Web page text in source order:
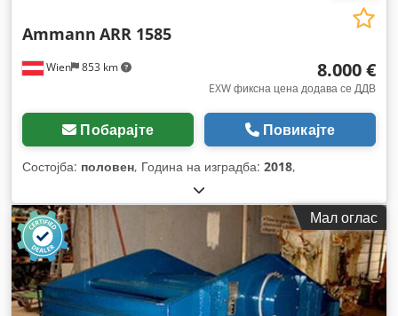
Wien 853 km
Ammann ARR 1585
8.000 €
EXW фиксна цена додава се ДДВ
Побарајте Повикајте
Состојба: половен, Година на изградба: 2018,
Мал оглас